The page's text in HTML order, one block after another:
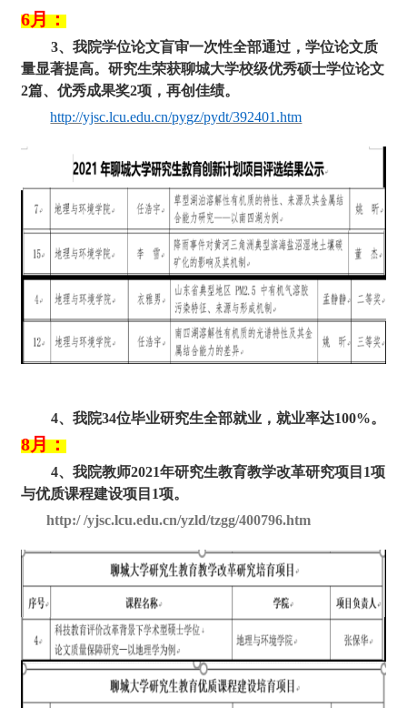
6月：
3、我院学位论文盲审一次性全部通过，学位论文质
量显著提高。研究生荣获聊城大学校级优秀硕士学位论文
2篇、优秀成果奖2项，再创佳绩。
http://yjsc.lcu.edu.cn/pygz/pydt/392401.htm
4、我院34位毕业研究生全部就业，就业率达100%。
8月：
4、 我院教师2021年研究生教育教学改革研究项目1项
与优质课程建设项目1项。
http:/ /yjsc.lcu.edu.cn/yzld/tzgg/400796.htm